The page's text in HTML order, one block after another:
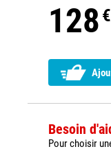
128
Besoin
Pour choisir